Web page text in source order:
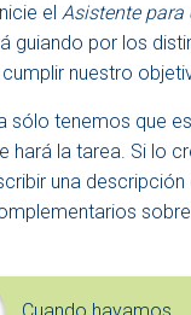
el Asistente para
guiando por los
nuestro
sólo tenemos que
hará la tarea. Si lo
una descripción